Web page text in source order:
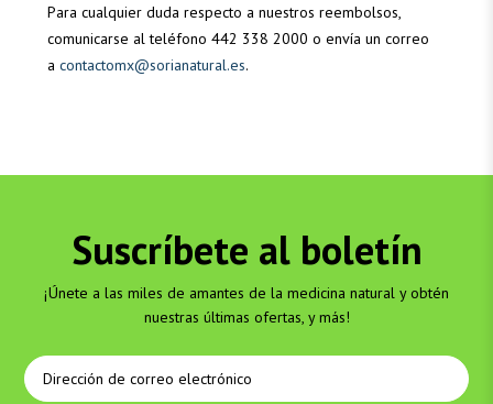
Para cualquier duda respecto a nuestros reembolsos,
comunicarse al teléfono 442 338 2000 o envía un correo
a contactomx@sorianatural.es.
Suscríbete al boletín
¡Únete a las miles de amantes de la medicina natural y obtén
nuestras últimas ofertas, y más!